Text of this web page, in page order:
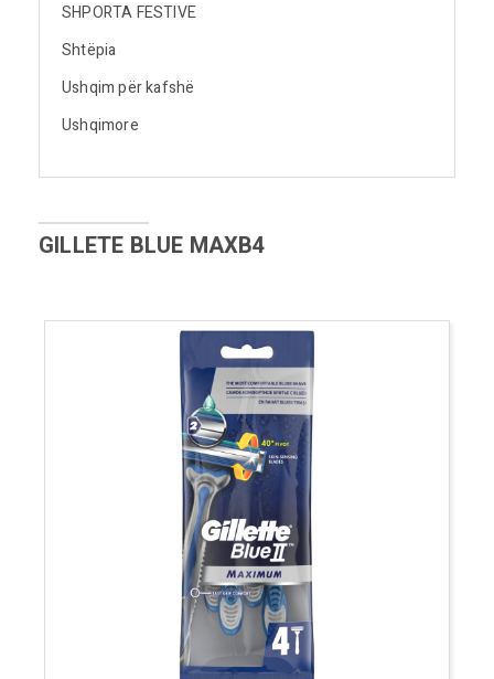
SHPORTA FESTIVE
Shtëpia
Ushqim për kafshë
Ushqimore
GILLETE BLUE MAXB4